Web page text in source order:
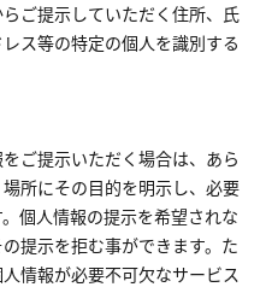
ご提示していただく住所、氏
ス等の特定の個人を識別する
ご提示いただく場合は、あら
所にその目的を明示し、必要
個人情報の提示を希望されな
提示を拒む事ができます。た
情報が必要不可欠なサービス